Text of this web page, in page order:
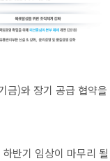
금)와 장기 공급 협약을
반기 임상이 마무리 될